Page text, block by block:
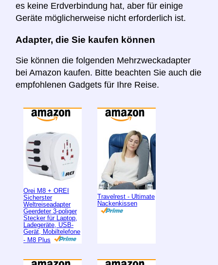
es keine Erdverbindung hat, aber für einige
Geräte möglicherweise nicht erforderlich ist.
Adapter, die Sie kaufen können
Sie können die folgenden Mehrzweckadapter
bei Amazon kaufen. Bitte beachten Sie auch die
empfohlenen Gadgets für Ihre Reise.
Orei M8 + OREI
Sicherster
Weltreiseadapter
Geerdeter 3-poliger
Stecker für Laptop,
Ladegeräte, USB-
Gerät, Mobiltelefone
- M8 Plus
Travelrest - Ultimate
Nackenkissen